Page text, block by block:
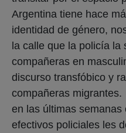
Argentina tiene hace
identidad de género,
la calle que la policía la
compañeras en
discurso transfóbico y
compañeras
en las últimas
efectivos policiales les